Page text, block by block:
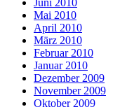
Mai 2010
April 2010
März 2010
Februar 2010
Januar 2010
Dezember 2009
November 2009
Oktober 2009